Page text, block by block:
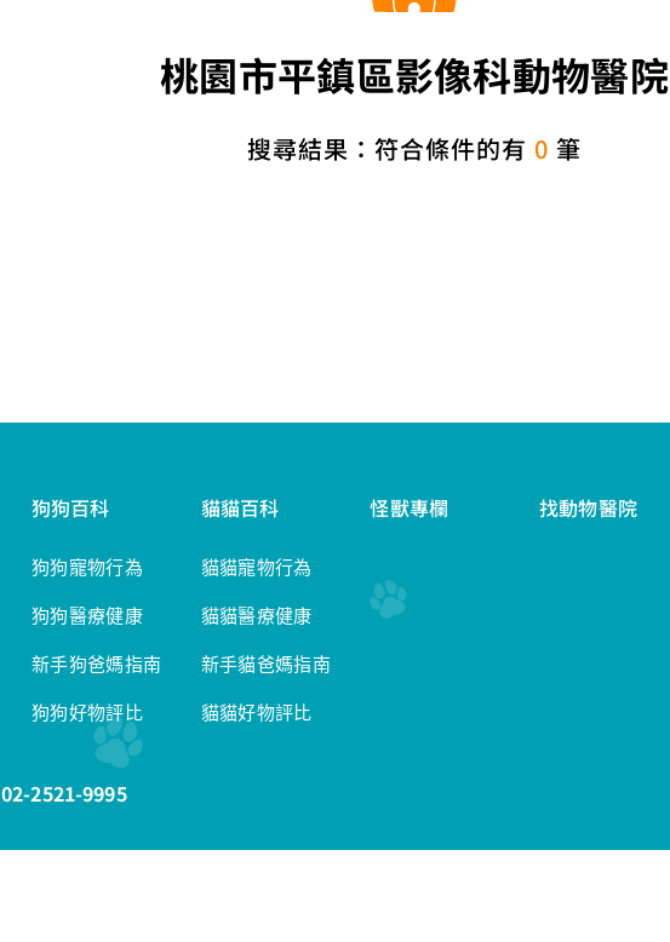
桃園市平鎮區影像科動物醫院
搜尋結果：符合條件的有 0 筆
狗狗百科
狗狗寵物行為
狗狗醫療健康
新手狗爸媽指南
狗狗好物評比
貓貓百科
貓貓寵物行為
貓貓醫療健康
新手貓爸媽指南
貓貓好物評比
怪獸專欄 找動物醫院
02-2521-9995